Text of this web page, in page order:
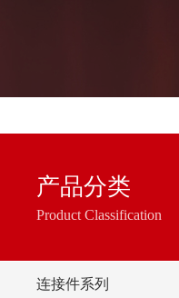
产品分类
Product Classification
连接件系列